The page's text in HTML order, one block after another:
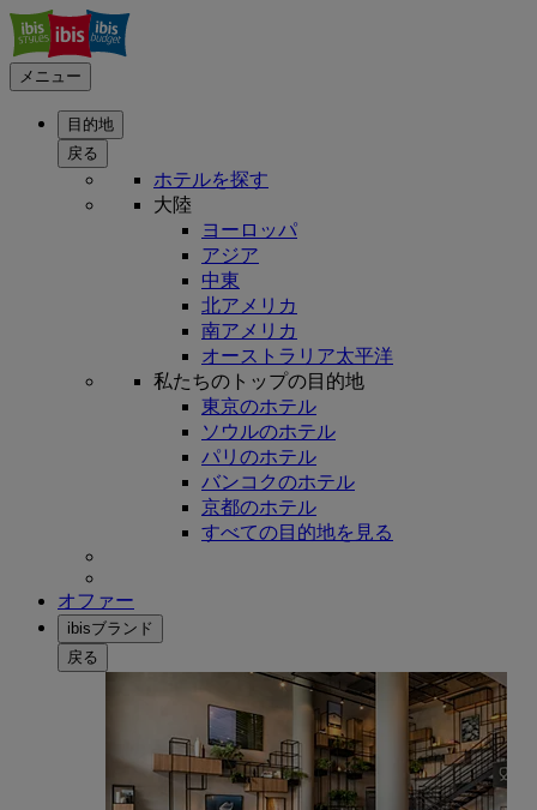
メニュー
目的地
戻る
ホテルを探す
大陸
ヨーロッパ
アジア
中東
北アメリカ
南アメリカ
オーストラリア太平洋
私たちのトップの目的地
東京のホテル
ソウルのホテル
パリのホテル
バンコクのホテル
京都のホテル
すべての目的地を見る
オファー
ibisブランド
戻る